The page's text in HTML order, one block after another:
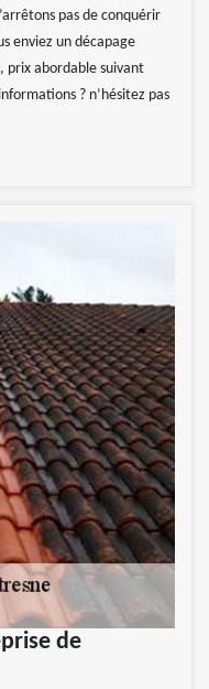
pas de conquérir
enviez un décapage
prix abordable suivant
? n’hésitez pas
de